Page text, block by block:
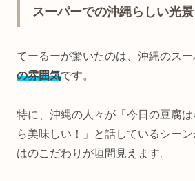
スーパーでの沖縄らしい光景
てーるーが驚いたのは、沖縄のス
の雰囲気です。
特に、沖縄の人々が「今日の豆腐
ら美味しい！」と話しているシー
はのこだわりが垣間見えます。